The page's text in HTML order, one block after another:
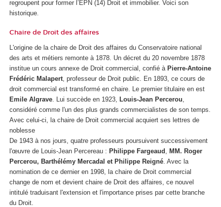
regroupent pour former l’EPN (14) Droit et immobilier. Voici son
historique.
Chaire de Droit des affaires
L'origine de la chaire de Droit des affaires du Conservatoire national
des arts et métiers remonte à 1878. Un décret du 20 novembre 1878
institue un cours annexe de Droit commercial, confié à Pierre-Antoine
Frédéric Malapert , professeur de Droit public. En 1893, ce cours de
droit commercial est transformé en chaire. Le premier titulaire en est
Emile Algrave . Lui succède en 1923, Louis-Jean Percerou
considéré comme l'un des plus grands commercialistes de son temps.
Avec celui-ci, la chaire de Droit commercial acquiert ses lettres de
noblesse
De 1943 à nos jours, quatre professeurs poursuivent successivement
l'œuvre de Louis-Jean Percereau : Philippe Fargeaud
MM. Roger
Percerou, Barthélémy Mercadal et Philippe Reigné . Avec la
nomination de ce dernier en 1998, la chaire de Droit commercial
change de nom et devient chaire de Droit des affaires, ce nouvel
intitulé traduisant l'extension et l'importance prises par cette branche
du Droit.